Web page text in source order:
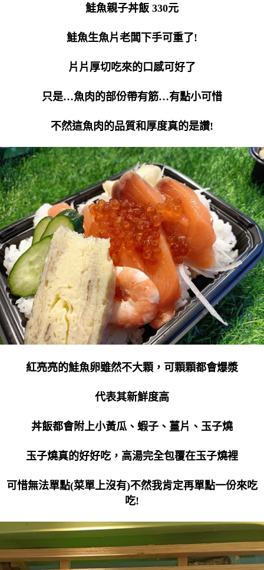
鮭魚親子丼飯 330元
鮭魚生魚片老闆下手可重了!
片片厚切吃來的口感可好了
只是…魚肉的部份帶有筋…有點小可惜
不然這魚肉的品質和厚度真的是讚!
紅亮亮的鮭魚卵雖然不大顆，可顆顆都會爆漿
代表其新鮮度高
丼飯都會附上小黃瓜、蝦子、薑片、玉子燒
玉子燒真的好好吃，高湯完全包覆在玉子燒裡
可惜無法單點(菜單上沒有)不然我肯定再單點一份來吃
吃!